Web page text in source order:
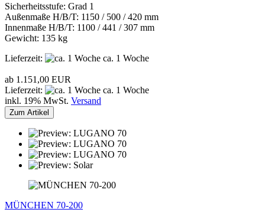
Sicherheitsstufe: Grad 1
Außenmaße H/B/T: 1150 / 500 / 420 mm
Innenmaße H/B/T: 1100 / 441 / 307 mm
Gewicht: 135 kg
Lieferzeit:
ca. 1 Woche
ab 1.151,00 EUR
Lieferzeit:
ca. 1 Woche
inkl. 19% MwSt. Versand
Zum Artikel
MÜNCHEN 70-200